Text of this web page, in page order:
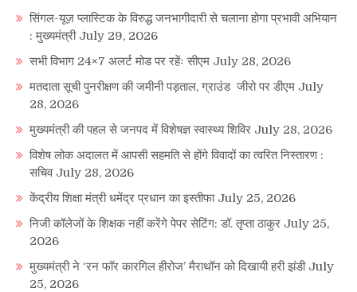
सिंगल-यूज़ प्लास्टिक के विरुद्ध जनभागीदारी से चलाना होगा प्रभावी अभियान
: मुख्यमंत्री July 29, 2026
सभी विभाग 24×7 अलर्ट मोड पर रहेंः सीएम July 28, 2026
मतदाता सूची पुनरीक्षण की जमीनी पड़ताल, ग्राउंड जीरो पर डीएम July
28, 2026
मुख्यमंत्री की पहल से जनपद में विशेषज्ञ स्वास्थ्य शिविर July 28, 2026
विशेष लोक अदालत में आपसी सहमति से होंगे विवादों का त्वरित निस्तारण :
सचिव July 28, 2026
केंद्रीय शिक्षा मंत्री धमेंद्र प्रधान का इस्तीफा July 25, 2026
निजी कॉलेजों के शिक्षक नहीं करेंगे पेपर सेटिंग: डॉ. तृप्ता ठाकुर July 25,
2026
मुख्यमंत्री ने ‘रन फॉर कारगिल हीरोज’ मैराथॉन को दिखायी हरी झंडी July
25, 2026